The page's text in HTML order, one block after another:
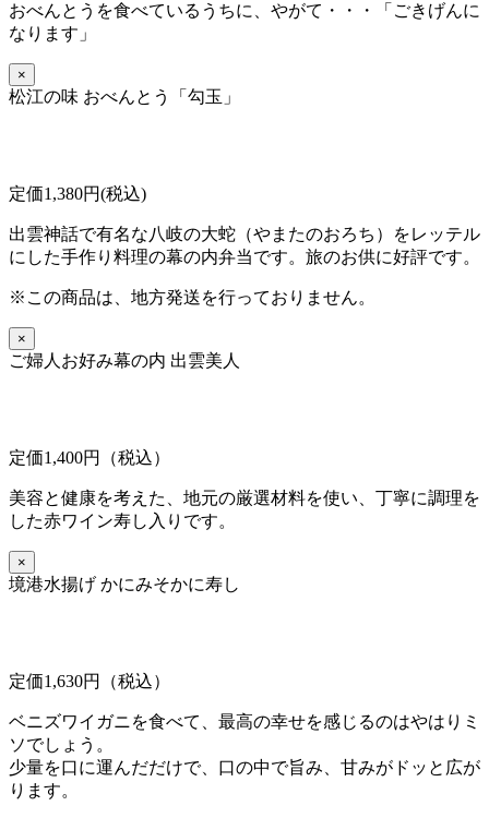
おべんとうを食べているうちに、 やがて・・・「ごきげんに
なります」
×
松江の味 おべんとう「勾玉」
定価1,380円(税込)
出雲神話で有名な八岐の大蛇（やまたのおろち）をレッテル
にした手作り料理の幕の内弁当です。旅のお供に好評です。
※この商品は、地方発送を行っておりません。
×
ご婦人お好み幕の内 出雲美人
定価1,400円（税込）
美容と健康を考えた、地元の厳選材料を使い、丁寧に調理を
した赤ワイン寿し入りです。
×
境港水揚げ かにみそかに寿し
定価1,630円（税込）
ベニズワイガニを食べて、最高の幸せを感じるのはやはりミ
ソでしょう。
少量を口に運んだだけで、口の中で旨み、甘みがドッと広が
ります。